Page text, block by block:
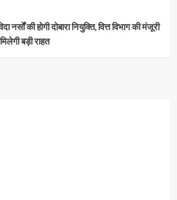
नर्सों की होगी दोबारा नियुक्ति, वित्त विभाग की मंजूरी
बड़ी राहत